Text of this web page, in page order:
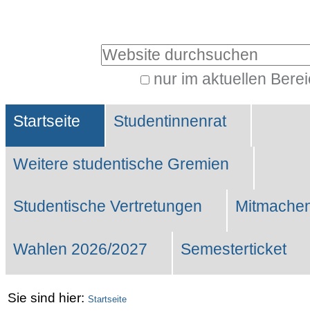
Website durchsuchen
nur im aktuellen
Suche…
Sektionen
Startseite Studentinnenrat
Weitere studentische Gremien
Studentische Vertretungen
Wahlen 2026/2027 Semesterticket
Sie sind hier: Startseite